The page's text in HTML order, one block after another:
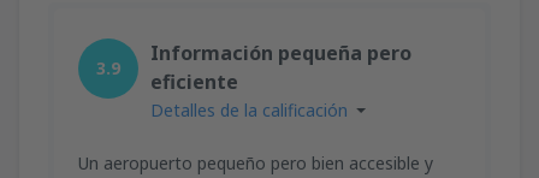
3.9
Información pequeña pero
eficiente
Detalles de la calificación
Un aeropuerto pequeño pero bien accesible y